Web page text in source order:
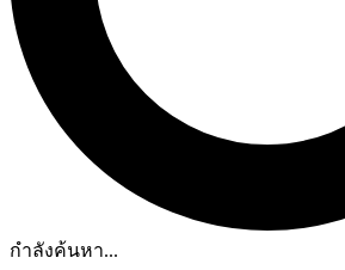
กำลังค้นหา...